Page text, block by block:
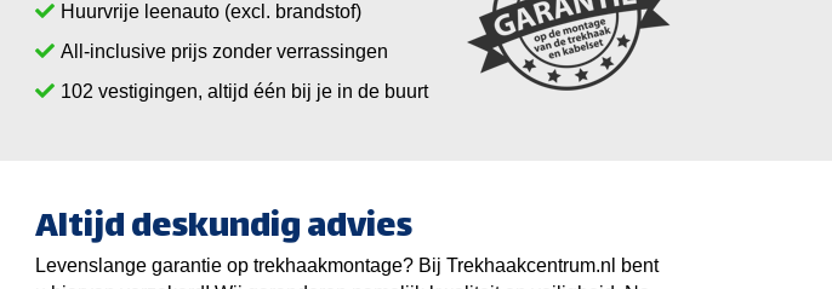
Huurvrije leenauto (excl. brandstof)
All-inclusive prijs zonder verrassingen
vestigingen, altijd één bij je in de buurt
Altijd deskundig advies
Levenslange garantie op trekhaakmontage? Bij Trekhaakcentrum.nl bent